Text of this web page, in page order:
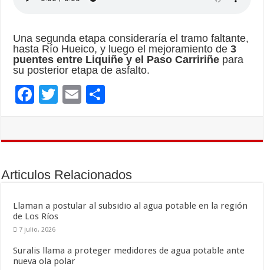
Una segunda etapa consideraría el tramo faltante,
hasta Río Hueico, y luego el mejoramiento de3
puentes entre Liquiñe y el Paso Carririñe para
su posterior etapa de asfalto.
F
o
k
T
E
ar
r
Articulos Relacionados
Llaman a postular al subsidio al agua potable en la región
de Los Ríos
7 julio, 2026
Suralis llama a proteger medidores de agua potable ante
nueva ola polar